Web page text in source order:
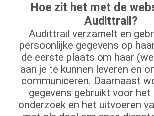
Hoe zit het met de
Audittrail?
Audittrail verzamelt en
persoonlijke gegevens op
de eerste plaats om haar
aan je te kunnen leveren en
communiceren. Daarnaast
gegevens gebruikt voor het
onderzoek en het uitvoeren